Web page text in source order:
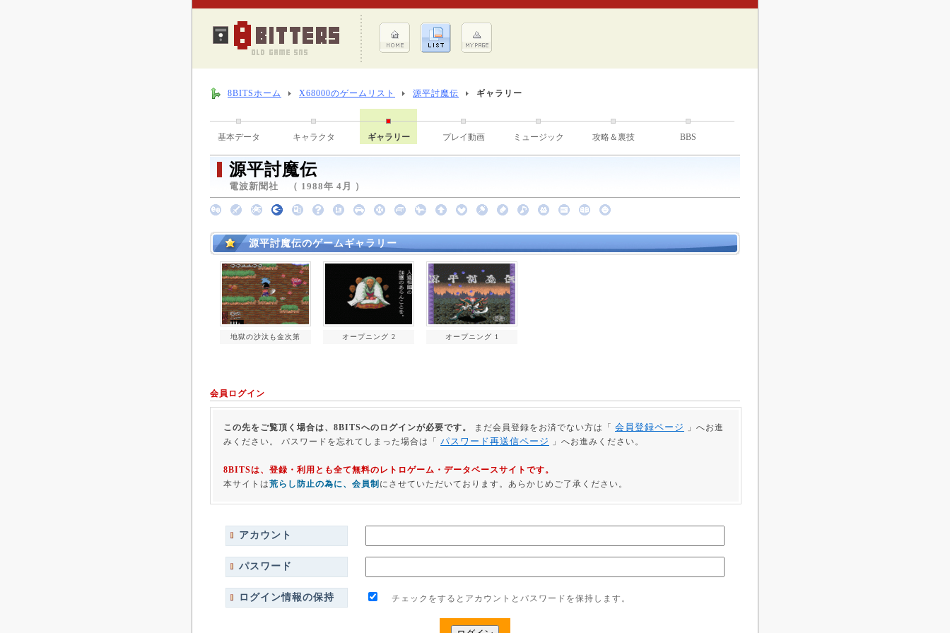
8BITSホーム X68000のゲームリスト 源平討魔伝 ギャラリー
基本データ キャラクタ ギャラリー プレイ動画 ミュージック 攻略＆裏技 BBS
源平討魔伝
電波新聞社 （ 1988年 4月 ）
源平討魔伝のゲームギャラリー
地獄の沙汰も金次第 オープニング 2 オープニング 1
会員ログイン
この先をご覧頂く場合は、8BITSへのログインが必要です。 まだ会員登録をお済でない方は「 会員登録ページ
」へお進
みください。 パスワードを忘れてしまった場合は「 パスワード再送信ページ 」へお進みください。
8BITSは、登録・利用とも全て無料のレトロゲーム・データベースサイトです。
本サイトは荒らし防止の為に、会員制 にさせていただいております。あらかじめご了承ください。
アカウント
パスワード
ログイン情報の保持 チェックをするとアカウントとパスワードを保持します。